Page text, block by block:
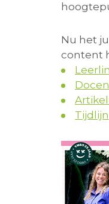
Nu het
content
Tijdlijn